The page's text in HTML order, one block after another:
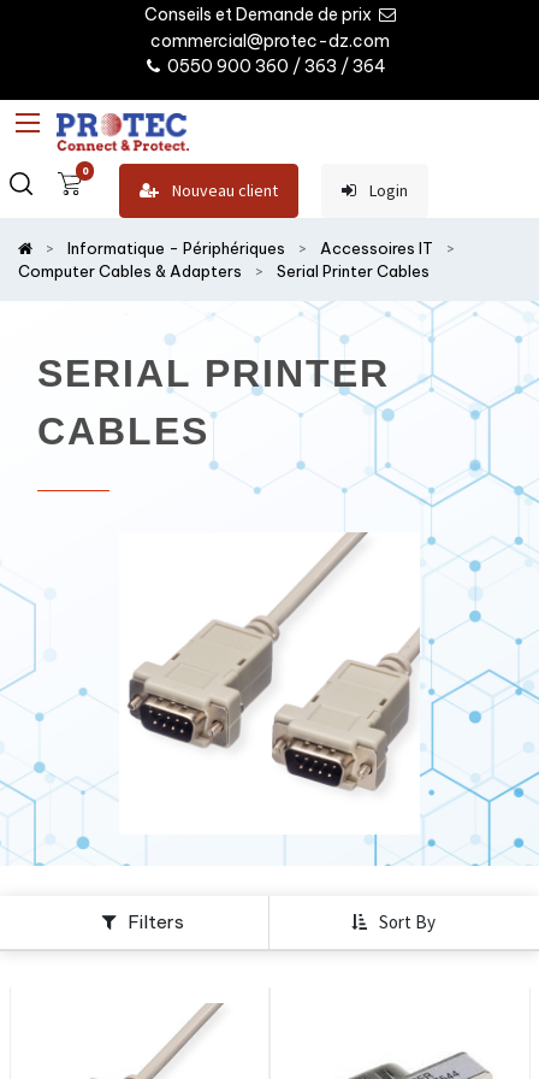
Conseils et Demande de prix
commercial@protec-dz.com
0550 900 360 / 363 / 364
0
Nouveau client Login
Informatique - Périphériques
Accessoires IT
Computer Cables & Adapters
Serial Printer Cables
SERIAL PRINTER
CABLES
Filters Sort By